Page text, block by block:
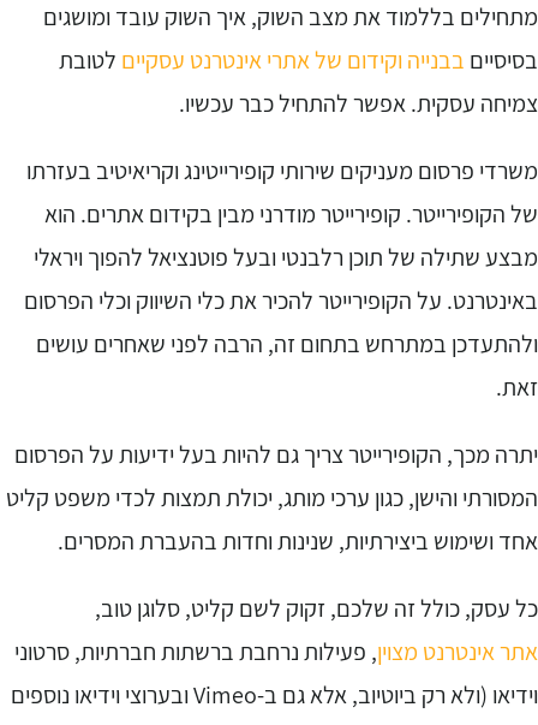
בללמוד את מצב השוק, איך השוק עובד ומושגים
בבנייה וקידום של אתרי אינטרנט עסקייםלטובת
עסקית. אפשר להתחיל כבר עכשיו.
פרסום מעניקים שירותי קופירייטינג וקריאיטיב בעזרתו
הקופירייטר. קופירייטר מודרני מבין בקידום אתרים. הוא
שתילה של תוכן רלבנטי ובעל פוטנציאל להפוך ויראלי
על הקופירייטר להכיר את כלי השיווק וכלי הפרסום
במתרחש בתחום זה, הרבה לפני שאחרים עושים
מכך, הקופירייטר צריך גם להיות בעל ידיעות על הפרסום
והישן, כגון ערכי מותג, יכולת תמצות לכדי משפט קליט
ושימוש ביצירתיות, שנינות וחדות בהעברת המסרים.
עסק, כולל זה שלכם, זקוק לשם קליט, סלוגן טוב,
אינטרנט מצוין, פעילות נרחבת ברשתות חברתיות, סרטוני
וידיאו (ולא רק ביוטיוב, אלא גם ב-Vimeo ובערוצי וידיאו נוספים